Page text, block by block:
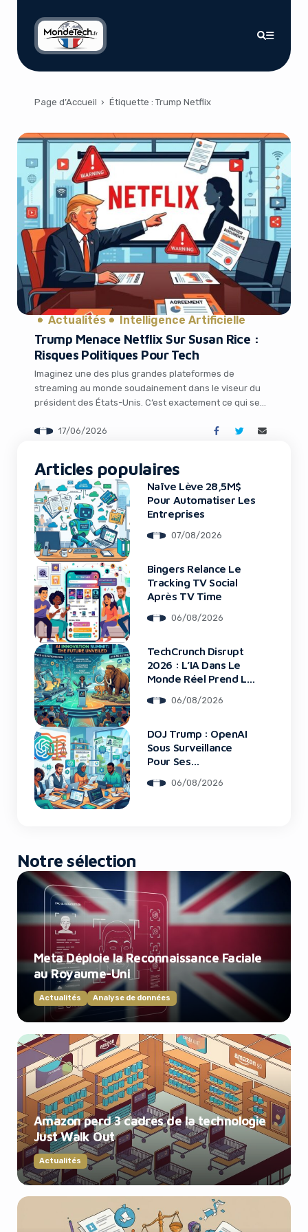
Page d’Accueil › Étiquette : Trump Netflix
Actualités Intelligence Artificielle
Trump Menace Netflix Sur Susan Rice :
Risques Politiques Pour Tech
Imaginez une des plus grandes plateformes de
streaming au monde soudainement dans le viseur du
président des États-Unis. C’est exactement ce qui se
déclarations explosives de Donald Trump concernant
professionnels […]
17/06/2026
Articles populaires
Naïve Lève 28,5M$
Pour Automatiser Les
Entreprises
07/08/2026
Bingers Relance Le
Tracking TV Social
Après TV Time
06/08/2026
TechCrunch Disrupt
2026 : L’IA Dans Le
Monde Réel Prend La
06/08/2026
DOJ Trump : OpenAI
Sous Surveillance
Pour Ses
06/08/2026
Notre sélection
Meta Déploie la Reconnaissance Faciale
au Royaume-Uni
Actualités Analyse de données
Amazon perd 3 cadres de la technologie
Just Walk Out
Actualités
using an ad-blocker!
Yes, I will turn off Ad-Blocker
No Thanks